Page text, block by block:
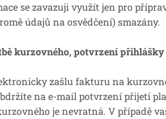
se zavazuji využít jen pro
údajů na osvědčení) smazány.
kurzovného, potvrzení přihlášky
zašlu fakturu na
na e-mail potvrzení přijetí
je nevratná. V případě